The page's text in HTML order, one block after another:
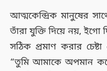
আত্মকেন্দ্রিক মানুষের
তাঁরা যুক্তি দিয়ে নয়, ইগো
সঠিক প্রমাণ করার
“তুমি আমাকে অপমান